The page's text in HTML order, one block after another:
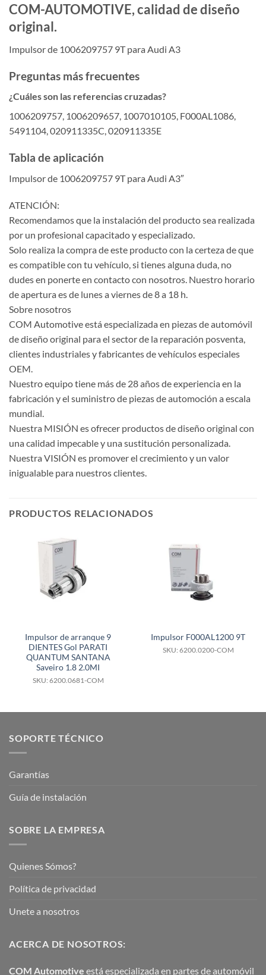
COM-AUTOMOTIVE, calidad de diseño
original.
Impulsor de 1006209757 9T para Audi A3
Preguntas más frecuentes
¿Cuáles son las referencias cruzadas?
1006209757, 1006209657, 1007010105, F000AL1086,
5491104, 020911335C, 020911335E
Tabla de aplicación
Impulsor de 1006209757 9T para Audi A3″
ATENCIÓN:
Recomendamos que la instalación del producto sea realizada
por un profesional capacitado y especializado.
Solo realiza la compra de este producto con la certeza de que
es compatible con tu vehículo, si tienes alguna duda, no
dudes en ponerte en contacto con nosotros. Nuestro horario
de apertura es de lunes a viernes de 8 a 18 h.
Sobre nosotros
COM Automotive está especializada en piezas de automóvil
de diseño original para el sector de la reparación posventa,
clientes industriales y fabricantes de vehículos especiales
OEM.
Nuestro equipo tiene más de 28 años de experiencia en la
fabricación y el suministro de piezas de automoción a escala
mundial.
Nuestra MISIÓN es ofrecer productos de diseño original con
una calidad impecable y una sustitución personalizada.
Nuestra VISIÓN es promover el crecimiento y un valor
inigualable para nuestros clientes.
PRODUCTOS RELACIONADOS
Impulsor de arranque 9
DIENTES Gol PARATI
QUANTUM SANTANA
Saveiro 1.8 2.0MI
SKU: 6200.0681-COM
Impulsor F000AL1200 9T
SKU: 6200.0200-COM
SOPORTE TÉCNICO
Garantías
Guía de instalación
SOBRE LA EMPRESA
Quienes Sómos?
Política de privacidad
Unete a nosotros
ACERCA DE NOSOTROS:
COM Automotive está especializada en partes de automóvil